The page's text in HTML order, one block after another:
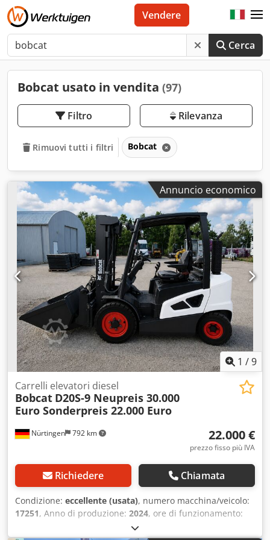
Cerca
Vendere
Bobcat usato in vendita (97)
Filtro Rilevanza
Rimuovi tutti i filtri Bobcat
Annuncio economico
1 /9
Nürtingen 792 km
Carrelli elevatori diesel
Bobcat D20S-9 Neupreis 30.000
Euro Sonderpreis 22.000 Euro
22.000 €
prezzo fisso più IVA
Richiedere Chiamata
Condizione: eccellente (usata), numero macchina/veicolo:
17251, Anno di produzione: 2024, ore di funzionamento:
, altezza di sollevamento: